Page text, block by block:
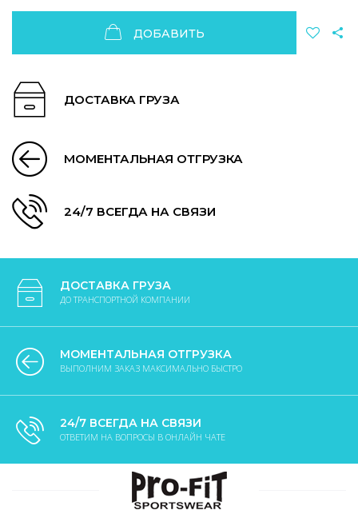
ДОБАВИТЬ
ДОСТАВКА ГРУЗА
МОМЕНТАЛЬНАЯ ОТГРУЗКА
24/7 ВСЕГДА НА СВЯЗИ
ДОСТАВКА ГРУЗА
ДО ТРАНСПОРТНОЙ КОМПАНИИ
МОМЕНТАЛЬНАЯ ОТГРУЗКА
ВЫПОЛНИМ ЗАКАЗ МАКСИМАЛЬНО БЫСТРО
24/7 ВСЕГДА НА СВЯЗИ
ОТВЕТИМ НА ВОПРОСЫ В ОНЛАЙН ЧАТЕ